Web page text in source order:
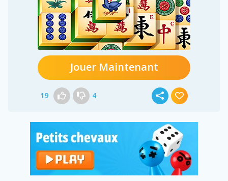
Jouer Maintenant
19 4